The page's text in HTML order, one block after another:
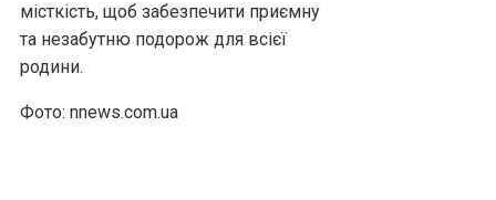
місткість, щоб забезпечити приємну
та незабутню подорож для всієї
родини.
Фото: nnews.com.ua